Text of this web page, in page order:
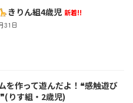
きりん組4歳児 新着!!
31日
を作って遊んだよ！❝感触遊び
りす組・2歳児)